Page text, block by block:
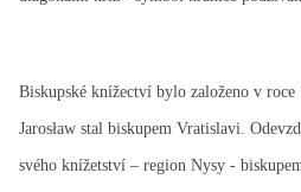
Biskupské knížectví bylo založeno v roce
Jarosław stal biskupem Vratislavi.
svého knížetství – region Nysy -